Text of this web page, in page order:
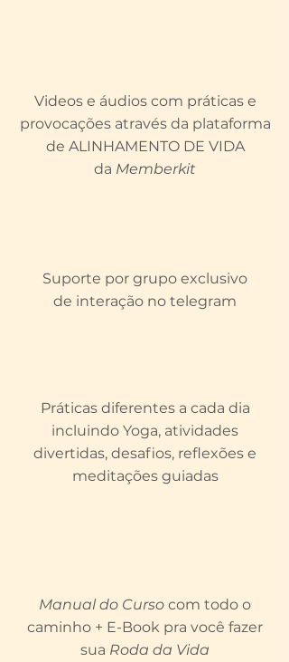
Videos e áudios com práticas e
provocações através da plataforma
de ALINHAMENTO DE VIDA
da Memberkit
Suporte por grupo exclusivo
de interação no telegram
Práticas diferentes a cada dia
incluindo Yoga, atividades
divertidas, desafios, reflexões e
meditações guiadas
Manual do Curso com todo o
caminho + E-Book pra você fazer
sua Roda da Vida